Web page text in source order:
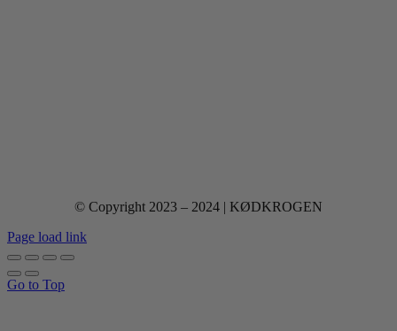
© Copyright 2023 – 2024 | KØDKROGEN
Page load link
Go to Top